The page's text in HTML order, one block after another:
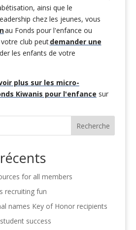
ainsi que le
chez les jeunes, vous
au Fonds pour l'enfance ou
club peutdemander une
les enfants de votre
plus sur les micro-
Kiwanis pour l'enfance sur
Recherche
for all members
recruiting fun
names Key of Honor recipients
success